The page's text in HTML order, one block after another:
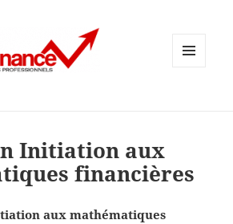
Initiation aux
financières
aux mathématiques